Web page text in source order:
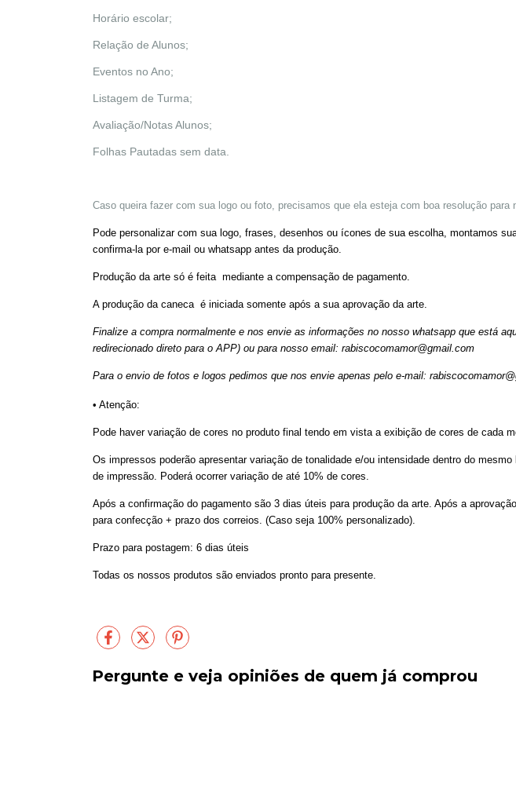
Horário escolar;
Relação de Alunos;
Eventos no Ano;
Listagem de Turma;
Avaliação/Notas Alunos;
Folhas Pautadas sem data.
Caso queira fazer com sua logo ou foto, precisamos que ela esteja com boa resolução para
Pode personalizar com sua logo, frases, desenhos ou ícones de sua escolha, montamos
confirma-la por e-mail ou whatsapp antes da produção.
Produção da arte só é feita mediante a compensação de pagamento.
A produção da caneca é iniciada somente após a sua aprovação da arte.
Finalize a compra normalmente e nos envie as informações no nosso whatsapp que está
redirecionado direto para o APP) ou para nosso email: rabiscocomamor@gmail.com
Para o envio de fotos e logos pedimos que nos envie apenas pelo e-mail:
• Atenção:
Pode haver variação de cores no produto final tendo em vista a exibição de cores de cada
Os impressos poderão apresentar variação de tonalidade e/ou intensidade dentro do
de impressão. Poderá ocorrer variação de até 10% de cores.
Após a confirmação do pagamento são 3 dias úteis para produção da arte. Após a
para confecção + prazo dos correios. (Caso seja 100% personalizado).
Prazo para postagem: 6 dias úteis
Todas os nossos produtos são enviados pronto para presente.
Pergunte e veja opiniões de quem já comprou